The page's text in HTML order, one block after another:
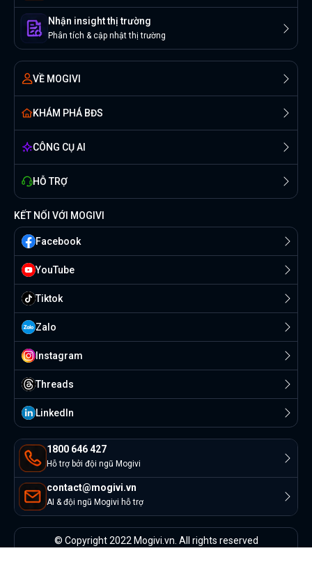
Nhận insight thị trường
Phân tích & cập nhật thị trường
VỀ MOGIVI
KHÁM PHÁ BĐS
CÔNG CỤ AI
HỖ TRỢ
1800 646 427
Hỗ trợ bởi đội ngũ Mogivi
contact@mogivi.vn
AI & đội ngũ Mogivi hỗ trợ
KẾT NỐI VỚI MOGIVI
Facebook
YouTube
Tiktok
Zalo
Instagram
Threads
Linkedln
© Copyright 2022 Mogivi.vn. All rights reserved